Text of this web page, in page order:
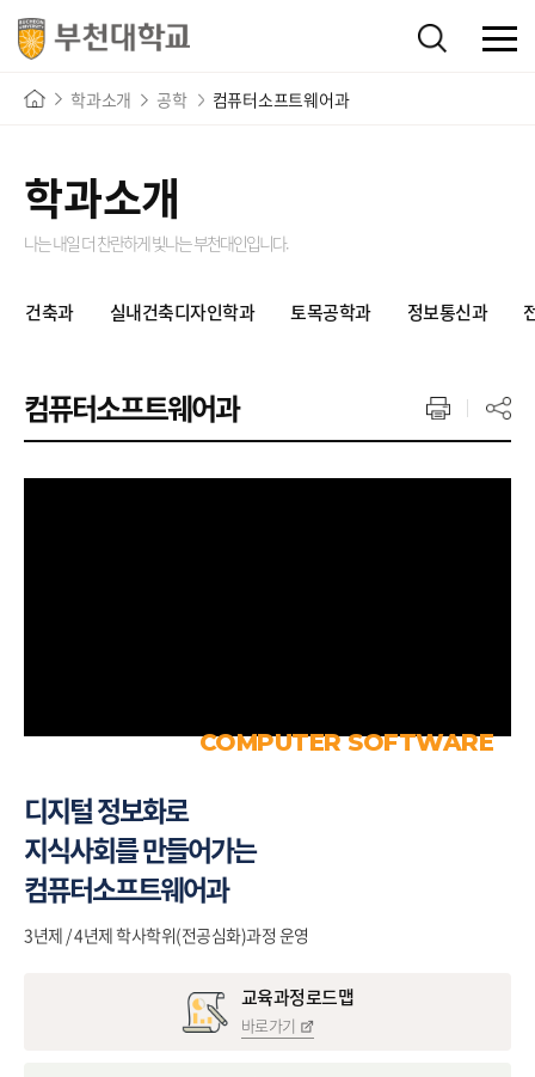
학과소개 공학 컴퓨터소프트웨어과
학과소개
나는 내일 더 찬란하게 빛나는부천대인입니다.
건축과 실내건축디자인학과 토목공학과 정보통신과
컴퓨터소프트웨어과
COMPUTER SOFTWARE
디지털 정보화로
지식사회를 만들어가는
컴퓨터소프트웨어과
3년제 / 4년제 학사학위(전공심화)과정 운영
교육과정로드맵
바로가기